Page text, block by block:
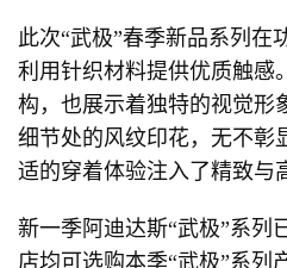
此次“武极”春季新品系列在
利用针织材料提供优质触感
构，也展示着独特的视觉形
细节处的风纹印花，无不彰
适的穿着体验注入了精致与
新一季阿迪达斯“武极”系列
店均可选购本季“武极”系列